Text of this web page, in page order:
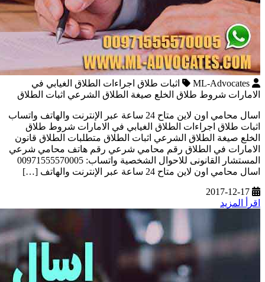
ML-Advocates
اثبات طلاق اجراءات الطلاق الغيابي في
الامارات شروط طلاق الخلع صيغة الطلاق الشرعي اثبات الطلاق
اسال محامي اون لاين متاح 24 ساعة عبر الإنترنت والهاتف واتساب
اثبات طلاق اجراءات الطلاق الغيابي في الامارات شروط طلاق
الخلع صيغة الطلاق الشرعي اثبات الطلاق متطلبات الطلاق قانون
الامارات في الطلاق رقم محامي شرعي رقم هاتف محامي شرعي
المستشار القانونى للاحوال الشخصية واتساب: 00971555570005
اسال محامي اون لاين متاح 24 ساعة عبر الإنترنت والهاتف […]
2017-12-17
اقرأ المزيد